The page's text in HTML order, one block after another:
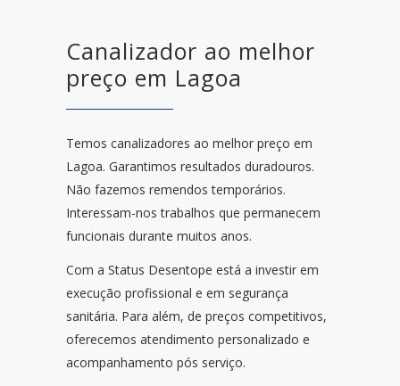
Canalizador ao melhor
preço em Lagoa
Temos canalizadores ao melhor preço em
Lagoa. Garantimos resultados duradouros.
Não fazemos remendos temporários.
Interessam-nos trabalhos que permanecem
funcionais durante muitos anos.
Com a Status Desentope está a investir em
execução profissional e em segurança
sanitária. Para além, de preços competitivos,
oferecemos atendimento personalizado e
acompanhamento pós serviço.